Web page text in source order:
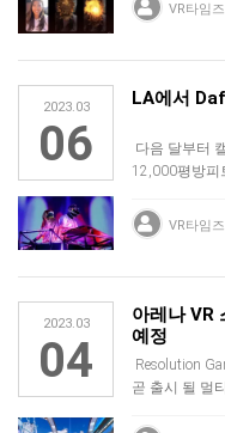
VR타임즈
2023.03
06
LA에서
다음 달부터
12,000평방피
VR타임즈
2023.03
04
아레나 VR
예정
Resolution
곧 출시 될 멀